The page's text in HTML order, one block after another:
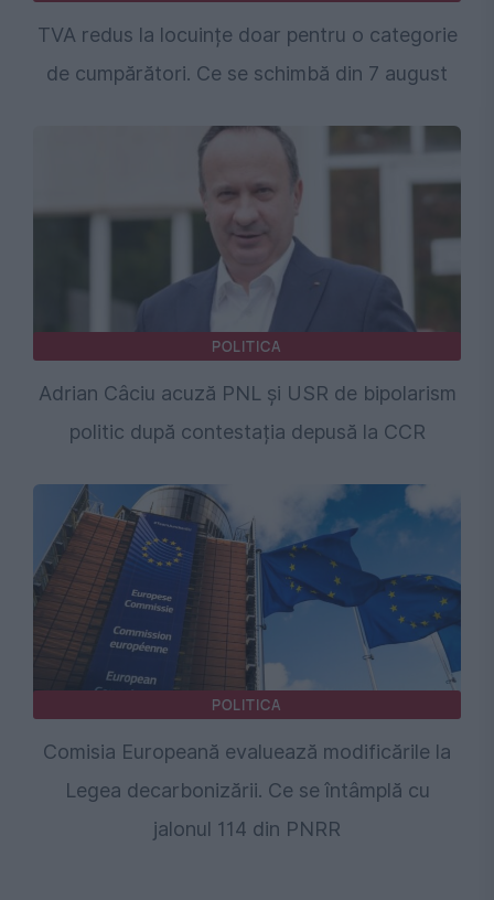
TVA redus la locuințe doar pentru o categorie
de cumpărători. Ce se schimbă din 7 august
POLITICA
Adrian Câciu acuză PNL și USR de bipolarism
politic după contestația depusă la CCR
POLITICA
Comisia Europeană evaluează modificările la
Legea decarbonizării. Ce se întâmplă cu
jalonul 114 din PNRR